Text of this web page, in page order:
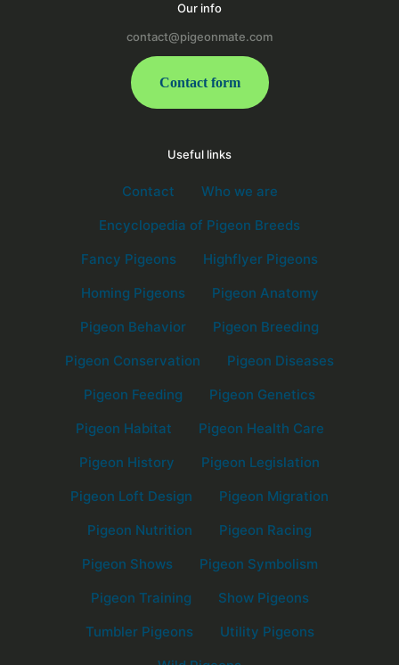
Our info
contact@pigeonmate.com
Contact form
Useful links
Contact
Who we are
Encyclopedia of Pigeon Breeds
Fancy Pigeons
Highflyer Pigeons
Homing Pigeons
Pigeon Anatomy
Pigeon Behavior
Pigeon Breeding
Pigeon Conservation
Pigeon Diseases
Pigeon Feeding
Pigeon Genetics
Pigeon Habitat
Pigeon Health Care
Pigeon History
Pigeon Legislation
Pigeon Loft Design
Pigeon Migration
Pigeon Nutrition
Pigeon Racing
Pigeon Shows
Pigeon Symbolism
Pigeon Training
Show Pigeons
Tumbler Pigeons
Utility Pigeons